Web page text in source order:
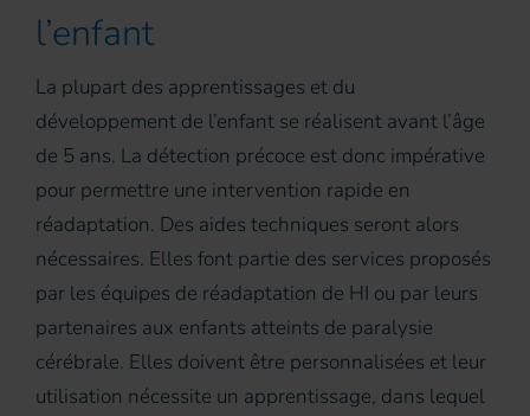
l’enfant
La plupart des apprentissages et du
développement de l’enfant se réalisent avant l’âge
de 5 ans. La détection précoce est donc impérative
pour permettre une intervention rapide en
réadaptation. Des aides techniques seront alors
nécessaires. Elles font partie des services proposés
par les équipes de réadaptation de HI ou par leurs
partenaires aux enfants atteints de paralysie
cérébrale. Elles doivent être personnalisées et leur
utilisation nécessite un apprentissage, dans lequel